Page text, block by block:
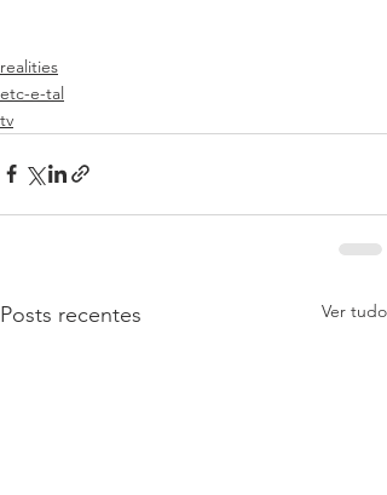
realities
etc-e-tal
tv
Posts recentes Ver tudo